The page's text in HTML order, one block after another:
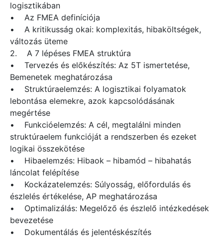
logisztikában
• Az FMEA definíciója
• A kritikusság okai: komplexitás, hibaköltségek,
változás üteme
2. A 7 lépéses FMEA struktúra
• Tervezés és előkészítés: Az 5T ismertetése,
Bemenetek meghatározása
• Struktúraelemzés: A logisztikai folyamatok
lebontása elemekre, azok kapcsolódásának
megértése
• Funkcióelemzés: A cél, megtalálni minden
struktúraelem funkcióját a rendszerben és ezeket
logikai összekötése
• Hibaelemzés: Hibaok – hibamód – hibahatás
láncolat felépítése
• Kockázatelemzés: Súlyosság, előfordulás és
észlelés értékelése, AP meghatározása
• Optimalizálás: Megelőző és észlelő intézkedések
bevezetése
• Dokumentálás és jelentéskészítés